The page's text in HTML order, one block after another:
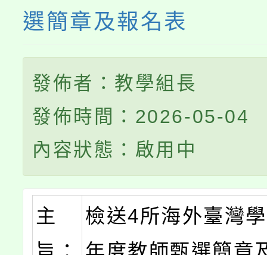
系所師生報名參加。
選簡章及報名表
發佈者：教學組長
發佈時間：2026-05-04
內容狀態：啟用中
主
檢送4所海外臺灣